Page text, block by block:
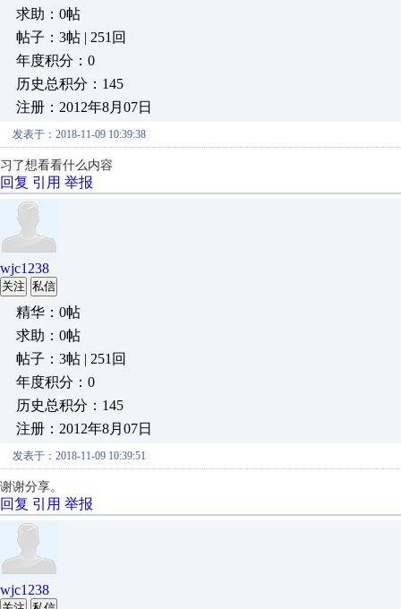
求助：0帖
帖子：3帖 | 251回
年度积分：0
历史总积分：145
注册：2012年8月07日
发表于：2018-11-09 10:39:38
习了想看看什么内容
回复 引用 举报
wjc1238
关注 私信
精华：0帖
求助：0帖
帖子：3帖 | 251回
年度积分：0
历史总积分：145
注册：2012年8月07日
发表于：2018-11-09 10:39:51
谢谢分享。
回复 引用 举报
wjc1238